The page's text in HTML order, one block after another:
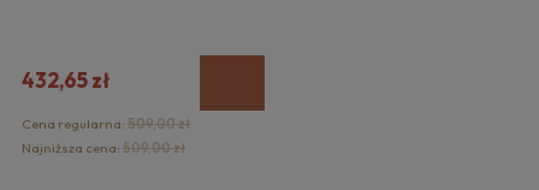
432,65 zł
Cena regularna: 509,00 zł
Najniższa cena: 509,00 zł